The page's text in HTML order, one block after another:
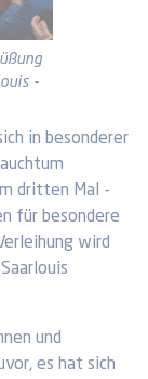
-
in besonderer
dritten Mal -
für besondere
wird
und
es hat sich